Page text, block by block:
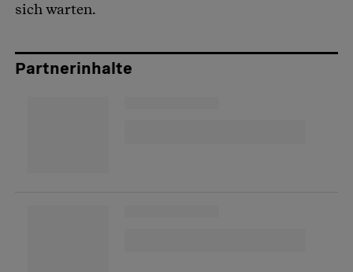
sich warten.
Partnerinhalte